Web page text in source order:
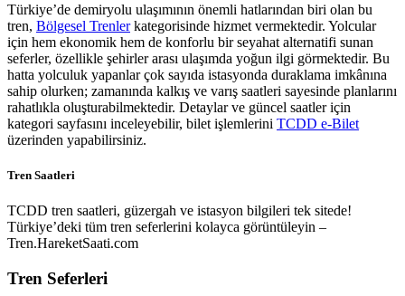
Türkiye’de demiryolu ulaşımının önemli hatlarından biri olan bu
tren, Bölgesel Trenlerkategorisinde hizmet vermektedir. Yolcular
için hem ekonomik hem de konforlu bir seyahat alternatifi sunan
seferler, özellikle şehirler arası ulaşımda yoğun ilgi görmektedir. Bu
hatta yolculuk yapanlar çok sayıda istasyonda duraklama imkânına
sahip olurken; zamanında kalkış ve varış saatleri sayesinde planlarını
rahatlıkla oluşturabilmektedir. Detaylar ve güncel saatler için
kategori sayfasını inceleyebilir, bilet işlemlerini TCDD e-Bilet
üzerinden yapabilirsiniz.
Tren Saatleri
TCDD tren saatleri, güzergah ve istasyon bilgileri tek sitede!
Türkiye’deki tüm tren seferlerini kolayca görüntüleyin –
Tren.HareketSaati.com
Tren Seferleri